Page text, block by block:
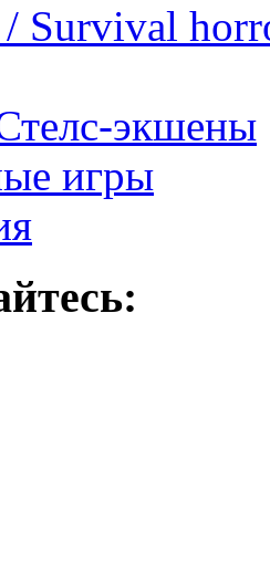
Survival
экшены
игры